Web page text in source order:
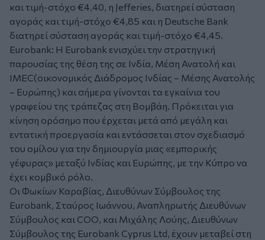
και τιμή-στόχο €4,40, η Jefferies, διατηρεί σύσταση
αγοράς και τιμή-στόχο €4,85 και η Deutsche Bank
διατηρεί σύσταση αγοράς και τιμή-στόχο €4,45.
Eurobank: Η Eurobank ενισχύει την στρατηγική
παρουσίας της θέση της σε Ινδία, Μέση Ανατολή και
IMEC(οικονομικός Διάδρομος Ινδίας – Μέσης Ανατολής
– Ευρώπης) και σήμερα γίνονται τα εγκαίνια του
γραφείου της τράπεζας στη Βομβάη. Πρόκειται για
κίνηση ορόσημο που έρχεται μετά από μεγάλη και
εντατική προεργασία και εντάσσεται στον σχεδιασμό
του ομίλου για την δημιουργία μιας «εμπορικής
γέφυρας» μεταξύ Ινδίας και Ευρώπης, με την Κύπρο να
έχει κομβικό ρόλο.
Oι Φωκίων Καραβίας, Διευθύνων Σύμβουλος της
Eurobank, Σταύρος Ιωάννου, Αναπληρωτής Διευθύνων
Σύμβουλος και COO, και Μιχάλης Λούης, Διευθύνων
Σύμβουλος της Eurobank Cyprus Ltd, έχουν μεταβεί στη